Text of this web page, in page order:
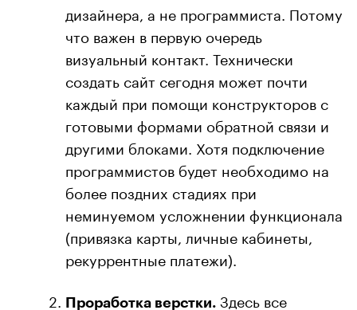
дизайнера, а не программиста. Потому
что важен в первую очередь
визуальный контакт. Технически
создать сайт сегодня может почти
каждый при помощи конструкторов с
готовыми формами обратной связи и
другими блоками. Хотя подключение
программистов будет необходимо на
более поздних стадиях при
неминуемом усложнении функционала
(привязка карты, личные кабинеты,
рекуррентные платежи).
Проработка верстки. Здесь все